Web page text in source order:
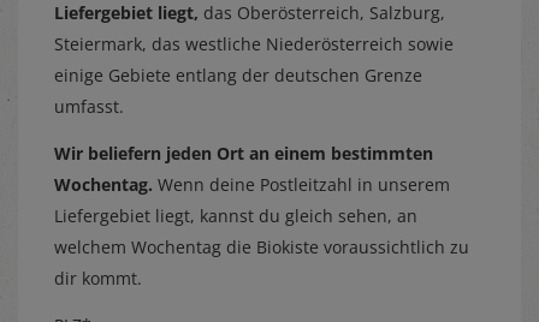
Liefergebiet liegt, das Oberösterreich, Salzburg,
Steiermark, das westliche Niederösterreich sowie
einige Gebiete entlang der deutschen Grenze
umfasst.
Wir beliefern jeden Ort an einem bestimmten
Wochentag. Wenn deine Postleitzahl in unserem
Liefergebiet liegt, kannst du gleich sehen, an
welchem Wochentag die Biokiste voraussichtlich zu
dir kommt.